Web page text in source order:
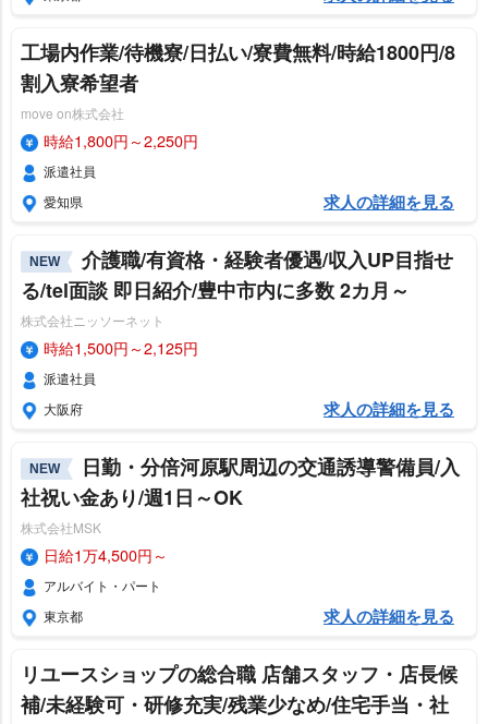
工場内作業/待機寮/日払い/寮費無料/時給1800円/8
割入寮希望者
move on株式会社
時給1,800円～2,250円
派遣社員
愛知県
求人の詳細を見る
NEW
介護職/有資格・経験者優遇/収入UP目指せ
る/tel面談 即日紹介/豊中市内に多数 2カ月～
株式会社ニッソーネット
時給1,500円～2,125円
派遣社員
大阪府
求人の詳細を見る
NEW
日勤・分倍河原駅周辺の交通誘導警備員/入
社祝い金あり/週1日～OK
株式会社MSK
日給1万4,500円～
アルバイト・パート
東京都
求人の詳細を見る
リユースショップの総合職 店舗スタッフ・店長候
補/未経験可・研修充実/残業少なめ/住宅手当・社